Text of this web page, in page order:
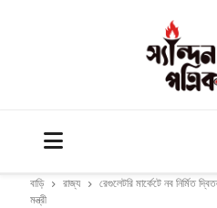
বাড়ি রাজ্য
রেগুলেটরি মার্কেটে নব নির্মিত
মন্ত্রী